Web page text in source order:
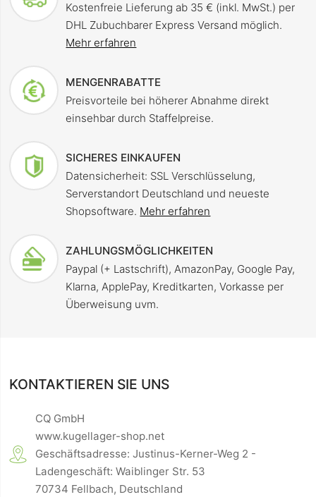
Kostenfreie Lieferung ab 35 € (inkl. MwSt.) per
DHL Zubuchbarer Express Versand möglich.
Mehr erfahren
MENGENRABATTE
Preisvorteile bei höherer Abnahme direkt
einsehbar durch Staffelpreise.
SICHERES EINKAUFEN
Datensicherheit: SSL Verschlüsselung,
Serverstandort Deutschland und neueste
Shopsoftware. Mehr erfahren
ZAHLUNGSMÖGLICHKEITEN
Paypal (+ Lastschrift), AmazonPay, Google Pay,
Klarna, ApplePay, Kreditkarten, Vorkasse per
Überweisung uvm.
KONTAKTIEREN SIE UNS
CQ GmbH
www.kugellager-shop.net
Geschäftsadresse: Justinus-Kerner-Weg 2 -
Ladengeschäft: Waiblinger Str. 53
70734 Fellbach, Deutschland